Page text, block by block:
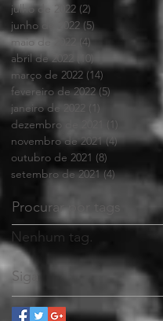
julho de 2022 (2) 2 posts
junho de 2022 (5)
maio de 2022
(4)
abril de 2022
(10)
10 posts
março de 2022 (14)
fevereiro de 2022 (5)5 posts
janeiro de 2022
(1)
dezembro de 2021
(1)
novembro de 2021 (4)4 posts
outubro de 2021 (8)
setembro de 2021 (4)4 posts
Procurar por tags
Nenhum tag.
Siga